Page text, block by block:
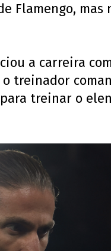
Flamengo, mas
a carreira
treinador
treinar o